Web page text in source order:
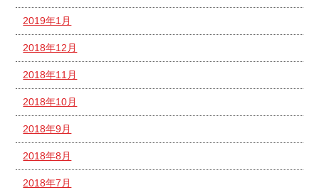
2019年1月
2018年12月
2018年11月
2018年10月
2018年9月
2018年8月
2018年7月